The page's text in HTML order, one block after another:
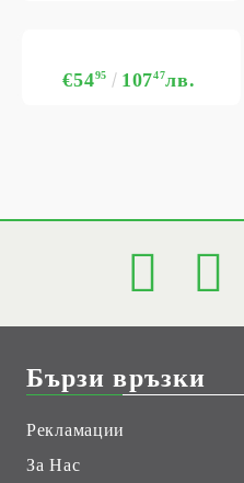
€5495 10747лв.
Бързи връзки
Рекламации
За Нас